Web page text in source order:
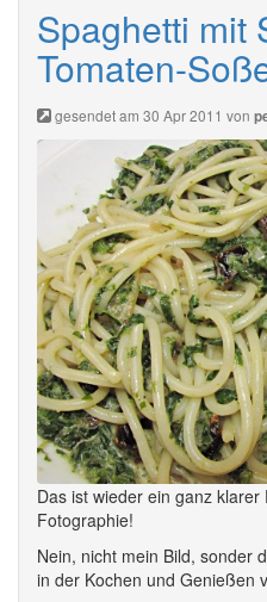
Spaghetti mit
Tomaten-
gesendet am 30 Apr 2011 von
Das ist wieder ein ganz
Fotographie!
Nein, nicht mein Bild, sonder
in der Kochen und Genießen